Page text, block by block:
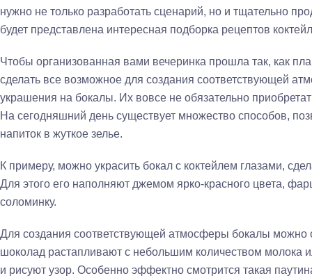
нужно не только разработать сценарий, но и тщательно
будет представлена интересная подборка рецептов
Чтобы организованная вами вечеринка прошла так, как
сделать все возможное для создания соответствующей
украшения на бокалы. Их вовсе не обязательно
На сегодняшний день существует множество способов,
напиток в жуткое зелье.
К примеру, можно украсить бокал с коктейлем глазами,
Для этого его наполняют джемом ярко-красного цвета,
соломинку.
Для создания соответствующей атмосферы бокалы можно
шоколад растапливают с небольшим количеством молока
и рисуют узор. Особенно эффектно смотрится такая